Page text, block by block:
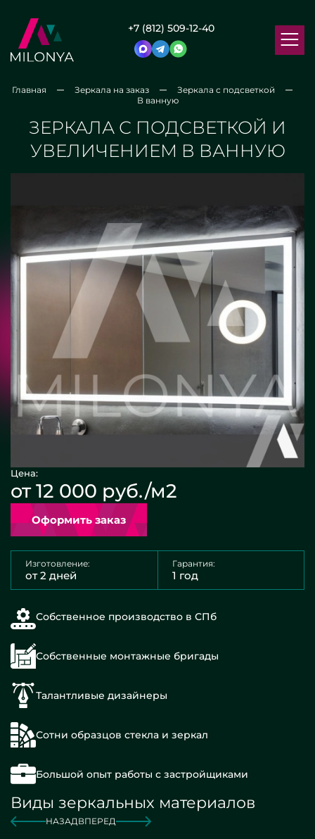
+7 (812) 509-12-40
Главная Зеркала на заказ
Зеркала с подсветкой
В ванную
ЗЕРКАЛА С ПОДСВЕТКОЙ И
УВЕЛИЧЕНИЕМ В ВАННУЮ
Цена:
от 12 000 руб./м2
Оформить заказ
Изготовление:
от 2 дней
Гарантия:
1 год
Собственное производство в СПб
Собственные монтажные бригады
Талантливые дизайнеры
Сотни образцов стекла и зеркал
Большой опыт работы с застройщиками
Виды зеркальных материалов
НАЗАДВПЕРЕД